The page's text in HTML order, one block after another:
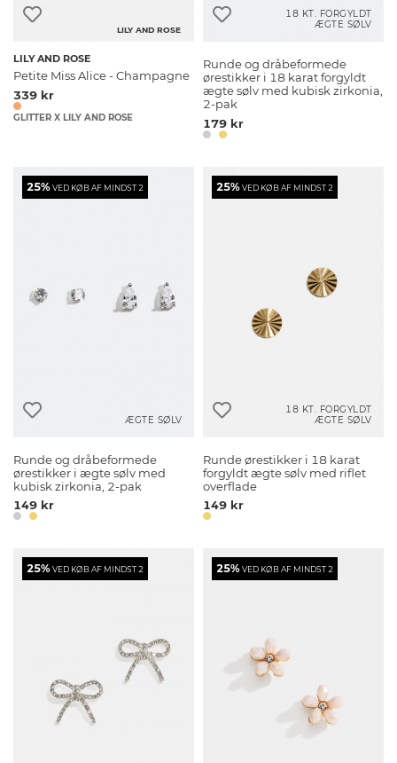
LILY AND ROSE
LILY AND ROSE
Petite Miss Alice - Champagne
339 kr
GLITTER X LILY AND ROSE
18 KT. FORGYLDT
ÆGTE SØLV
Runde og dråbeformede
ørestikker i 18 karat forgyldt
ægte sølv med kubisk zirkonia,
2-pak
179 kr
25%VED KØB AF MINDST 2
ÆGTE SØLV
Runde og dråbeformede
ørestikker i ægte sølv med
kubisk zirkonia, 2-pak
149 kr
25%VED KØB AF MINDST 2
18 KT. FORGYLDT
ÆGTE SØLV
Runde ørestikker i 18 karat
forgyldt ægte sølv med riflet
overflade
149 kr
25%VED KØB AF MINDST 2 25%VED KØB AF MINDST 2